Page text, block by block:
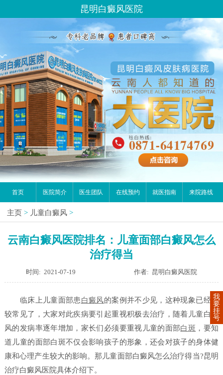
昆明白癜风医院
首页 医院简介 医生团队 在线预约 就医指南 来院路线
主页 > 儿童白癜风 >
云南白癜风医院排名：儿童面部白癜风怎么
治疗得当
时间: 2021-07-19 作者: 昆明白癜风医院
临床上儿童面部患白癜风的案例并不少见，这种现象已经比
较常见了，大家对此疾病要引起重视积极去治疗，随着儿童白癜
风的发病率逐年增加，家长们必须要重视儿童的面部白斑 ，要知
道儿童的面部白斑不仅会影响孩子的形象，还会对孩子的身体健
康和心理产生较大的影响。那儿童面部白癜风怎么治疗得当?昆明
治疗白癜风医院具体介绍下。
我
要
挂
号